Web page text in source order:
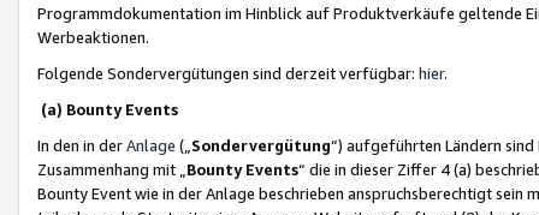
Programmdokumentation im Hinblick auf Produktverkäufe geltende
Werbeaktionen.
Folgende Sondervergütungen sind derzeit verfügbar: hier.
(a) Bounty Events
In den in derAnlage („ Sondervergütung“) aufgeführten Ländern
Zusammenhang mit „ Bounty Events“ die in dieser Ziffer 4 (a)
Bounty Event wie in der Anlage beschrieben anspruchsberechtigt sein